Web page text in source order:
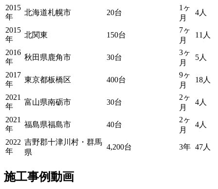
2015
年
北海道札幌市 20台
1ヶ
月
4人
2015
年
北関東 150台
7ヶ
月
11人
2016
年
秋田県鹿角市 30台
3ヶ
月
5人
2017
年
東京都板橋区 400台
9ヶ
月
18人
2021
年
富山県南砺市 30台
2ヶ
月
4人
2021
年
福島県福島市 40台
2ヶ
月
4人
2022
年
吉野郡十津川村・群馬
県
4,200台 3年 47人
施工事例動画